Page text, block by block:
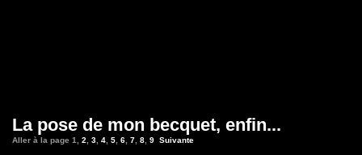
La pose de mon becquet, enfin...
Aller à la page 1 2 3 4 5 6 7 8 9 Suivante